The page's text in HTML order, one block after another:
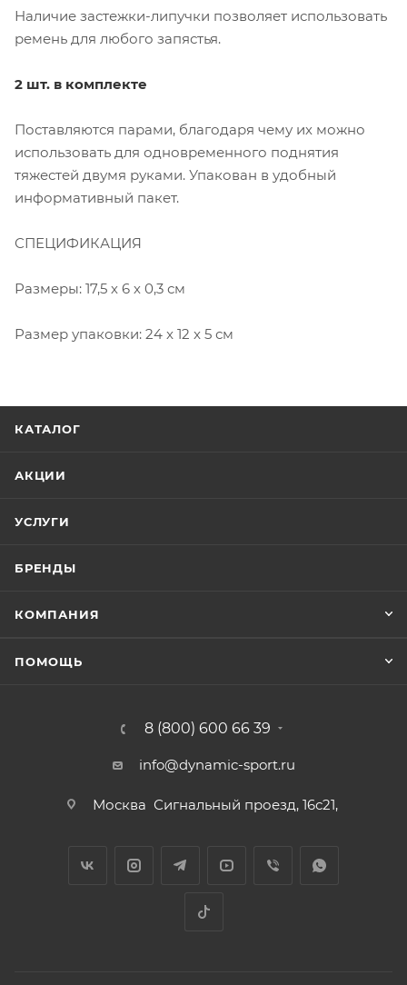
Наличие застежки-липучки позволяет использовать
ремень для любого запястья.
2 шт. в комплекте
Поставляются парами, благодаря чему их можно
использовать для одновременного поднятия
тяжестей двумя руками. Упакован в удобный
информативный пакет.
СПЕЦИФИКАЦИЯ
Размеры: 17,5 х 6 х 0,3 см
Размер упаковки: 24 x 12 x 5 см
КАТАЛОГ
АКЦИИ
УСЛУГИ
БРЕНДЫ
КОМПАНИЯ
ПОМОЩЬ
8 (800) 600 66 39
info@dynamic-sport.ru
Москва Сигнальный проезд, 16с21,